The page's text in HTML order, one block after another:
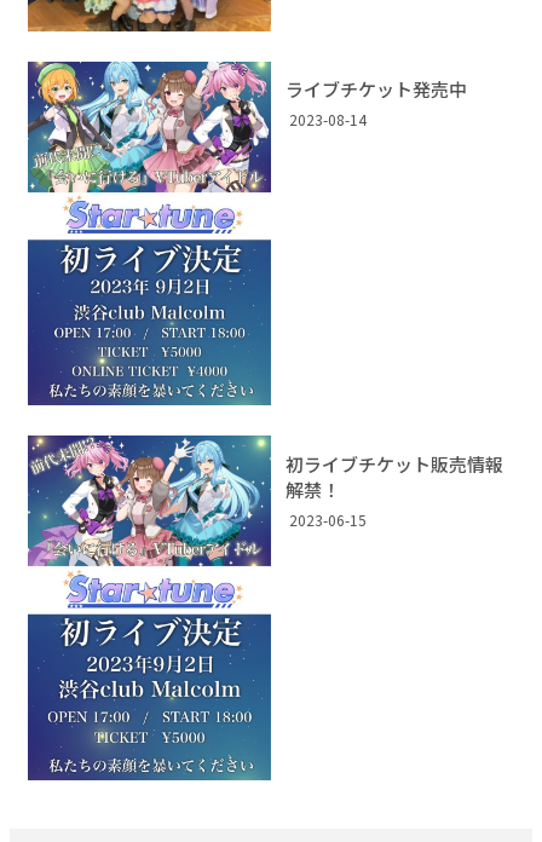
ライブチケット発売中
2023-08-14
初ライブチケット販売情報
解禁！
2023-06-15